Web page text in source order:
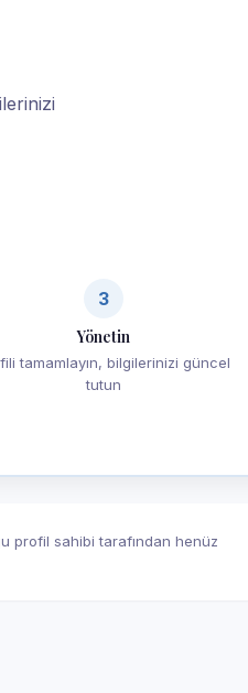
3
Yönetin
tamamlayın, bilgilerinizi güncel
tutun
profil sahibi tarafından henüz